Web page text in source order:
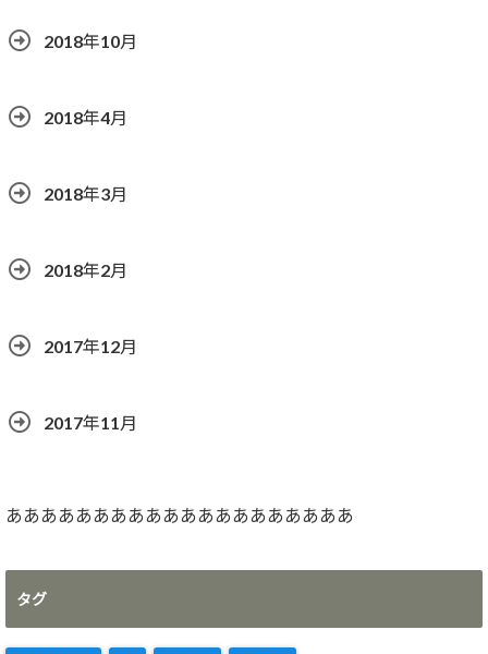
2018年10月
2018年4月
2018年3月
2018年2月
2017年12月
2017年11月
ああああああああああああああああああああ
タグ